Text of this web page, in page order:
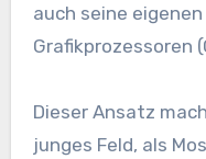
auch seine
Grafikprozessoren
Dieser Ansatz
junges Feld, als